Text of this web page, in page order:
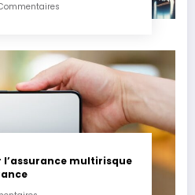
multirisque